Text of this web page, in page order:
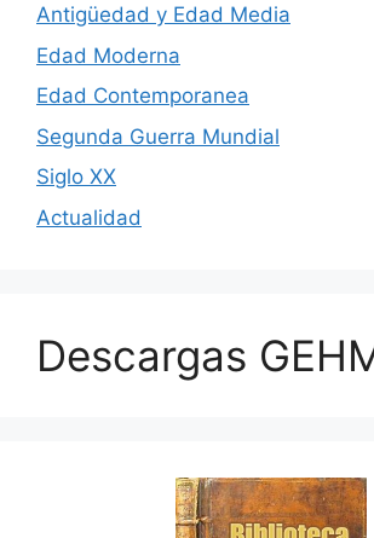
Antigüedad y Edad Media
Edad Moderna
Edad Contemporanea
Segunda Guerra Mundial
Siglo XX
Actualidad
Descargas